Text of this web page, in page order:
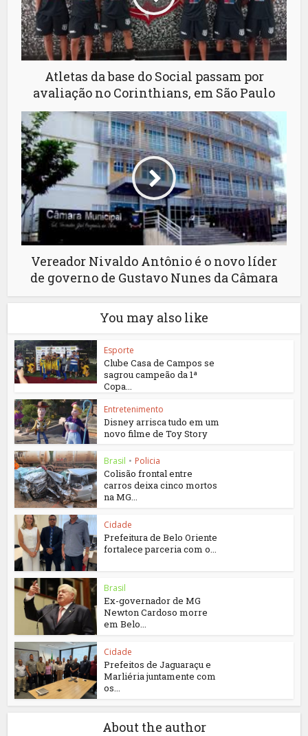
Atletas da base do Social passam por
avaliação no Corinthians, em São Paulo
Vereador Nivaldo Antônio é o novo líder
de governo de Gustavo Nunes da Câmara
You may also like
Esporte
Clube Casa de Campos se
sagrou campeão da 1ª
Copa...
Entretenimento
Disney arrisca tudo em um
novo filme de Toy Story
Brasil • Policia
Colisão frontal entre
carros deixa cinco mortos
na MG...
Cidade
Prefeitura de Belo Oriente
fortalece parceria com o...
Brasil
Ex-governador de MG
Newton Cardoso morre
em Belo...
Cidade
Prefeitos de Jaguaraçu e
Marliéria juntamente com
os...
About the author